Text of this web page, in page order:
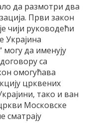
да размотри два
Први закон
чији руководећи
Украјина
могу да именују
са
омогућава
црквених
тако и ван
Московске
сматрају